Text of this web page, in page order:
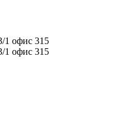
1 офис 315
1 офис 315